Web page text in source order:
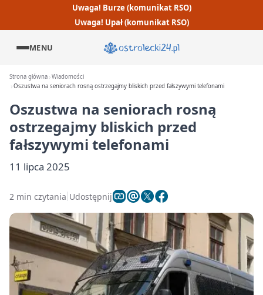
Uwaga! Burze (komunikat RSO)
Uwaga! Upał (komunikat RSO)
MENU
Strona główna Wiadomości
Oszustwa na seniorach rosną ostrzegajmy bliskich przed fałszywymi telefonami
Oszustwa na seniorach rosną
ostrzegajmy bliskich przed
fałszywymi telefonami
11 lipca 2025
2 min czytania Udostępnij